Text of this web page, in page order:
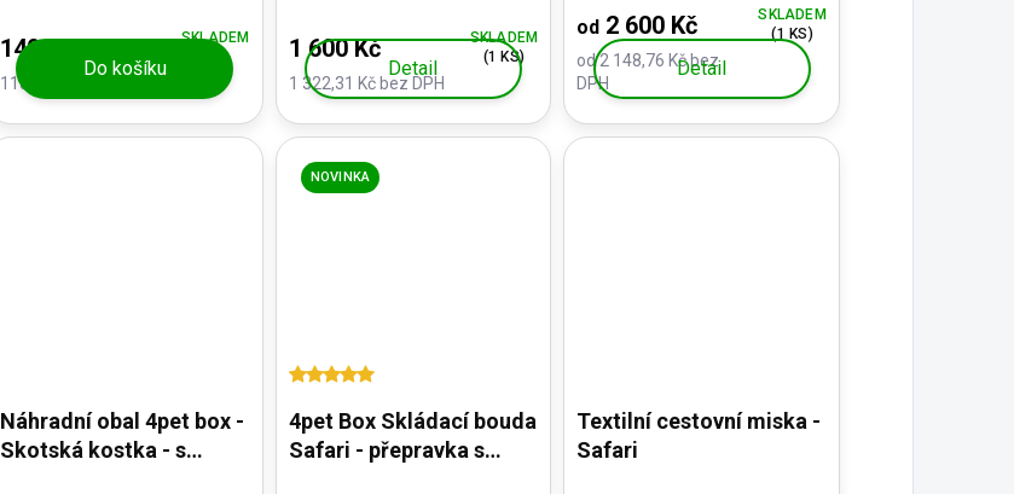
115,70 Kč bez DPH
140 Kč SKLADEM
Do košíku
1 322,31 Kč bez DPH
1 600 Kč
SKLADEM
(1 KS)
Detail
polštářkem a ubrusem -
kompletní sada
od 2 148,76 Kč bez
DPH
od 2 600 Kč
SKLADEM
(1 KS)
Detail
Náhradní obal 4pet box -
Skotská kostka - s
NOVINKA
4pet Box Skládací bouda
Safari - přepravka s
Textilní cestovní miska -
Safari